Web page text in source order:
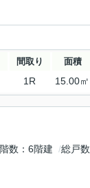
間取り 面積
1R 15.00㎡
数 6階建 総戸数